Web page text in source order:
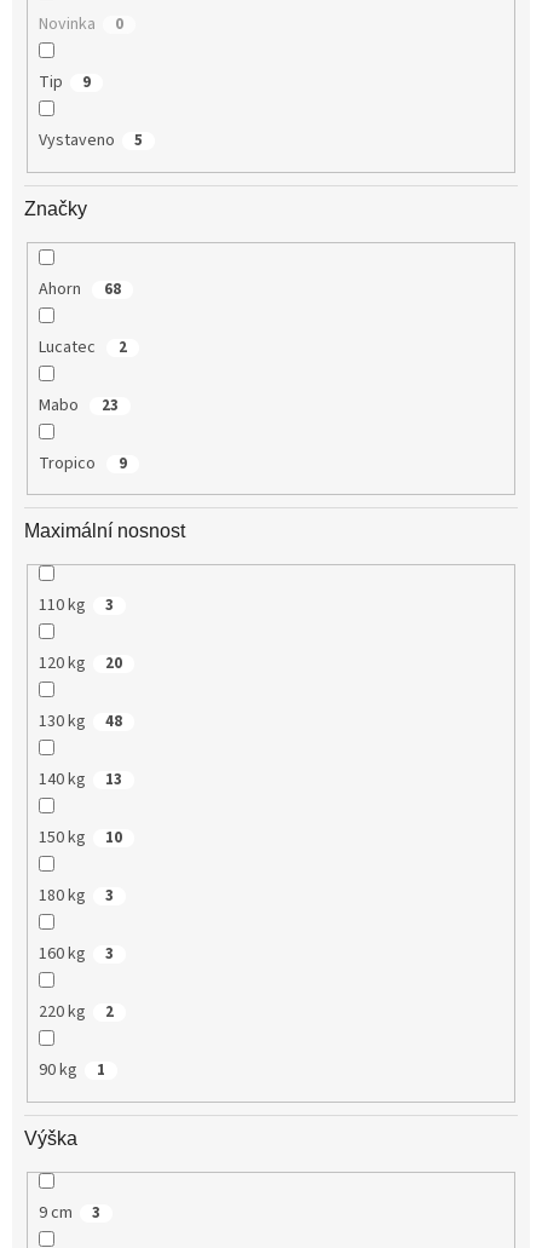
Novinka 0
Tip 9
Vystaveno 5
Značky
Ahorn 68
Lucatec 2
Mabo 23
Tropico 9
Maximální nosnost
110 kg 3
120 kg 20
130 kg 48
140 kg 13
150 kg 10
180 kg 3
160 kg 3
220 kg 2
90 kg 1
Výška
9 cm 3